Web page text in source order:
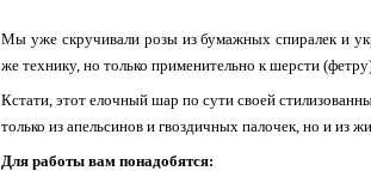
Мы уже скручивали розы из бумажных спиралек и
же технику, но только применительно к шерсти
Кстати, этот елочный шар по сути своей
только из апельсинов и гвоздичных палочек, но и из
Для работы вам понадобятся: